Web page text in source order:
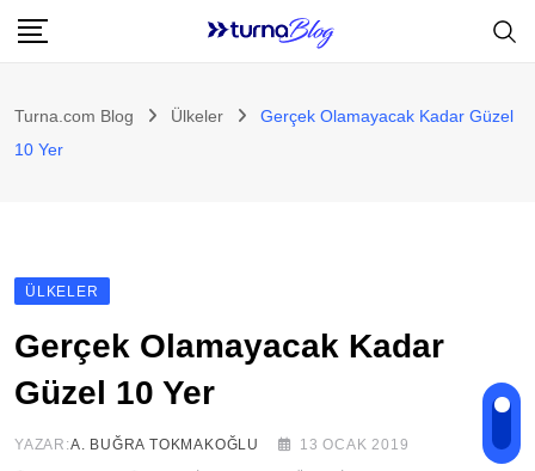
Skip
Turna.com Blog Ülkeler
Gerçek Olamayacak Kadar Güzel
10 Yer
ÜLKELER
Gerçek Olamayacak Kadar
Güzel 10 Yer
YAZAR:A. BUĞRA TOKMAKOĞLU
13 OCAK 2019